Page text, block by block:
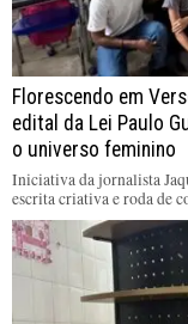
Florescendo em
edital da Lei Paulo
o universo feminino
Iniciativa da jornalista
escrita criativa e roda de